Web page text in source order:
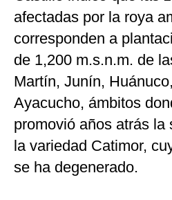
afectadas por la roya
corresponden a
de 1,200 m.s.n.m. de
Martín, Junín,
Ayacucho, ámbitos
promovió años atrás la
la variedad Catimor,
se ha degenerado.